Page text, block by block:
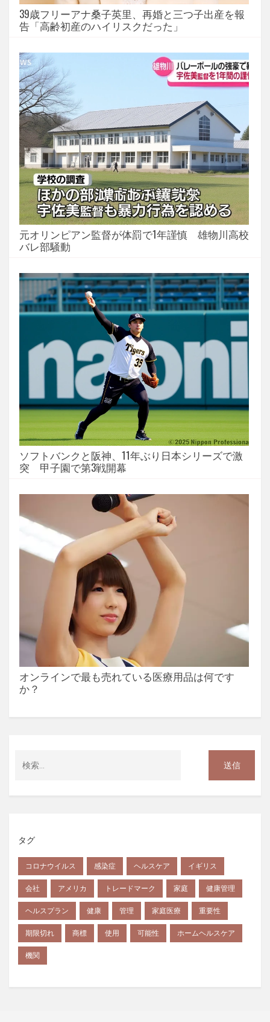
39歳フリーアナ桑子英里、再婚と三つ子出産を報
告「高齢初産のハイリスクだった」
元オリンピアン監督が体罰で1年謹慎 雄物川高校
バレ部騒動
ソフトバンクと阪神、11年ぶり日本シリーズで激
突 甲子園で第3戦開幕
オンラインで最も売れている医療用品は何です
か？
タグ
コロナウイルス 感染症 ヘルスケア イギリス
会社 アメリカ トレードマーク 家庭 健康管理
ヘルスプラン 健康 管理 家庭医療 重要性
期限切れ 商標 使用 可能性 ホームヘルスケア
機関